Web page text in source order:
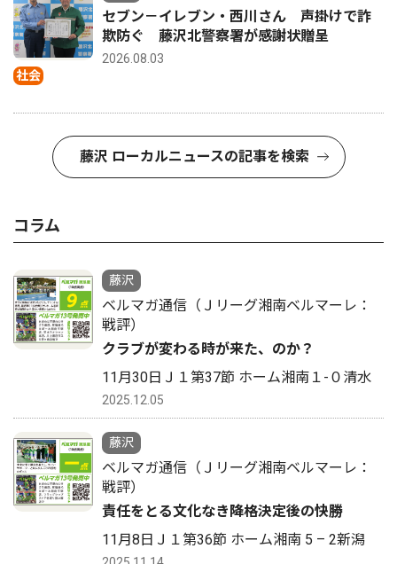
社会
セブン－イレブン・西川さん 声掛けで詐
欺防ぐ 藤沢北警察署が感謝状贈呈
2026.08.03
藤沢 ローカルニュースの記事を検索
コラム
藤沢
ベルマガ通信（Ｊリーグ湘南ベルマーレ：
戦評）
クラブが変わる時が来た、のか？
11月30日Ｊ１第37節 ホーム湘南１-０清水
2025.12.05
藤沢
ベルマガ通信（Ｊリーグ湘南ベルマーレ：
戦評）
責任をとる文化なき降格決定後の快勝
11月8日Ｊ１第36節 ホーム湘南 5 – 2新潟